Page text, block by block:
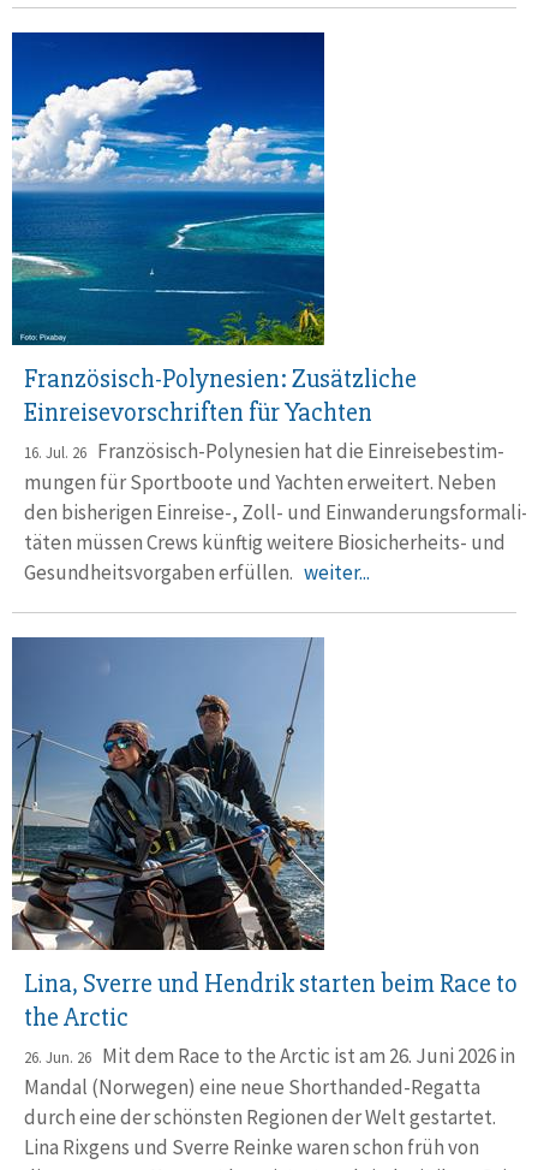
Französisch-Polynesien: Zusätzliche
Einreisevorschriften für Yachten
16. Jul. 26 Französisch-Polynesien hat die Ein­reise­bestim­
mungen für Sport­boote und Yachten erwei­tert. Neben
den bishe­rigen Einreise-, Zoll- und Ein­wande­rungsformali­
täten müssen Crews künftig weitere Bio­sicher­heits- und
Gesund­heits­vorgaben er­füllen. weiter...
Lina, Sverre und Hendrik starten beim Race to
the Arctic
26. Jun. 26 Mit dem Race to the Arctic ist am 26. Juni 2026 in
Mandal (Norwegen) eine neue Short­handed-Regatta
durch eine der schön­sten Regionen der Welt gestartet.
Lina Rixgens und Sverre Reinke waren schon früh von